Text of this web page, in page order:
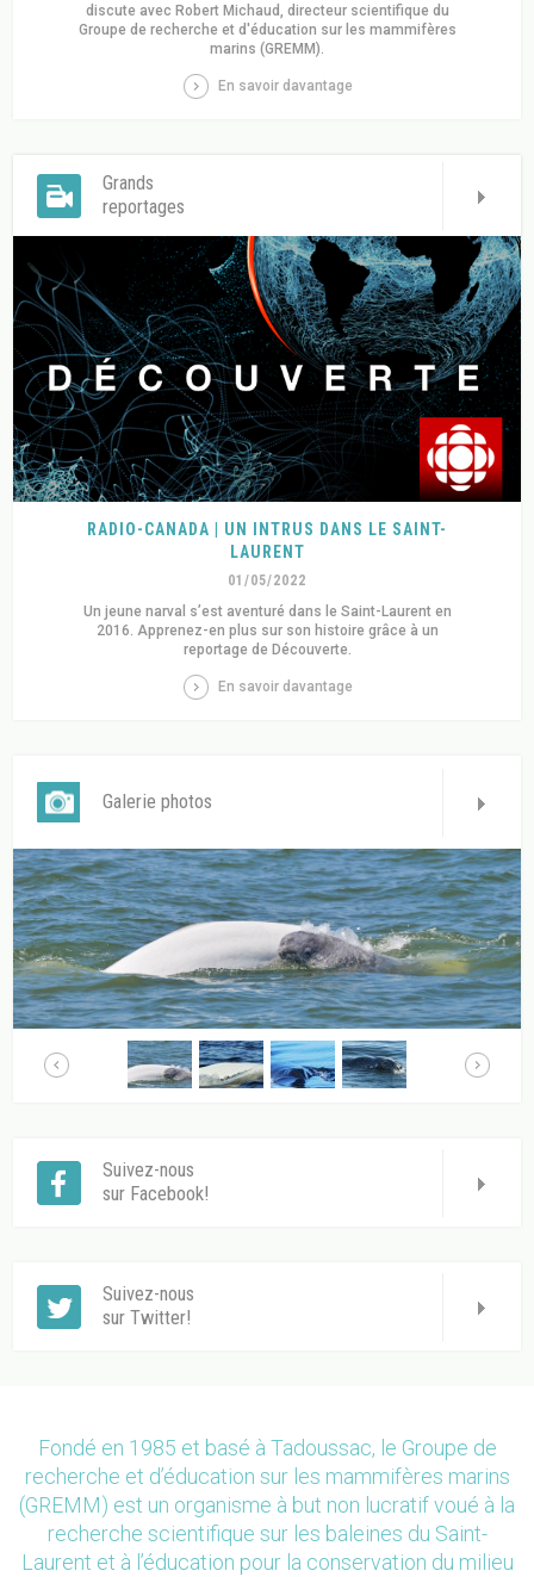
discute avec Robert Michaud, directeur scientifique du
Groupe de recherche et d'éducation sur les mammifères
marins (GREMM).
En savoir davantage
Grands
reportages
RADIO-CANADA | UN INTRUS DANS LE SAINT-
LAURENT
01/05/2022
Un jeune narval s’est aventuré dans le Saint-Laurent en
2016. Apprenez-en plus sur son histoire grâce à un
reportage de Découverte.
En savoir davantage
Galerie photos
Suivez-nous
sur Facebook!
Suivez-nous
sur Twitter!
Fondé en 1985 et basé à Tadoussac, le Groupe de
recherche et d’éducation sur les mammifères marins
(GREMM) est un organisme à but non lucratif voué à la
recherche scientifique sur les baleines du Saint-
Laurent et à l’éducation pour la conservation du milieu